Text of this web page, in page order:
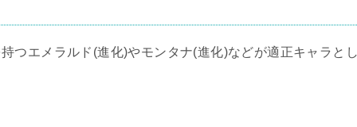
つエメラルド(進化)やモンタナ(進化)などが適正キャラと